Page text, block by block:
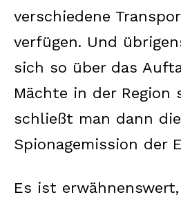
verschiedene
verfügen. Und
sich so über das
Mächte in der Region
schließt man dann
Spionagemission der
Es ist